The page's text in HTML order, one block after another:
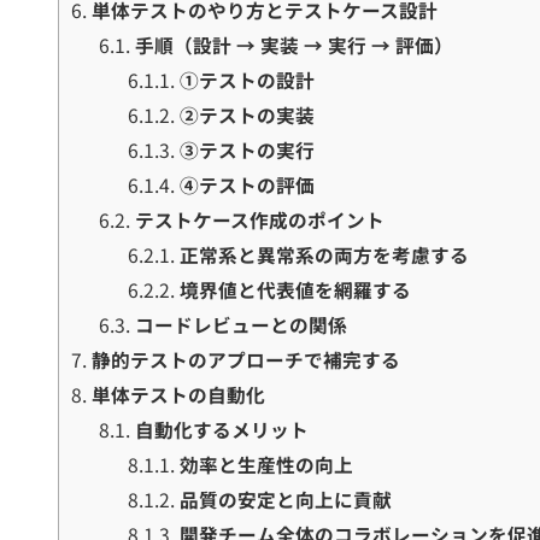
6. 単体テストのやり方とテストケース設計
6.1. 手順（設計 → 実装 → 実行 → 評価）
6.1.1. ①テストの設計
6.1.2. ②テストの実装
6.1.3. ③テストの実行
6.1.4. ④テストの評価
6.2. テストケース作成のポイント
6.2.1. 正常系と異常系の両方を考慮する
6.2.2. 境界値と代表値を網羅する
6.3. コードレビューとの関係
7. 静的テストのアプローチで補完する
8. 単体テストの自動化
8.1. 自動化するメリット
8.1.1. 効率と生産性の向上
8.1.2. 品質の安定と向上に貢献
8.1.3. 開発チーム全体のコラボレーションを促